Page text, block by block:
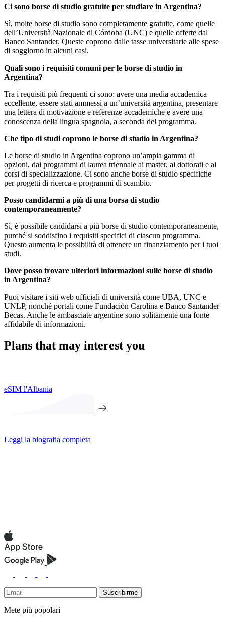
Ci sono borse di studio gratuite per studiare in Argentina?
Sì, molte borse di studio sono completamente gratuite, come quelle
dell’Università Nazionale di Córdoba (UNC) e quelle offerte dal
Banco Santander. Queste coprono dalle tasse universitarie alle spese
di soggiorno in alcuni casi.
Quali sono i requisiti comuni per le borse di studio in
Argentina?
Tra i requisiti più frequenti ci sono: avere una media accademica
eccellente, essere stati ammessi a un’università argentina, presentare
una lettera di motivazione e referenze accademiche e avere una
conoscenza della lingua spagnola, a seconda del programma.
Che tipo di studi coprono le borse di studio in Argentina?
Le borse di studio in Argentina coprono un’ampia gamma di
opzioni, dai programmi di laurea triennale ai master, ai dottorati e ai
corsi di specializzazione. Ci sono anche borse di studio specifiche
per progetti di ricerca e programmi di scambio.
Posso candidarmi a più di una borsa di studio
contemporaneamente?
Sì, è possibile candidarsi a più borse di studio contemporaneamente,
purché si soddisfino i requisiti specifici di ciascun programma.
Questo aumenta le possibilità di ottenere un finanziamento per i tuoi
studi.
Dove posso trovare ulteriori informazioni sulle borse di studio
in Argentina?
Puoi visitare i siti web ufficiali di università come UBA, UNC e
UNLP, nonché portali come Fundación Carolina e Banco Santander
Becas. Anche le ambasciate argentine sono solitamente una fonte
affidabile di informazioni.
Plans that may interest you
eSIM l'Albania
Leggi la biografia completa
Suscribirme
Mete più popolari